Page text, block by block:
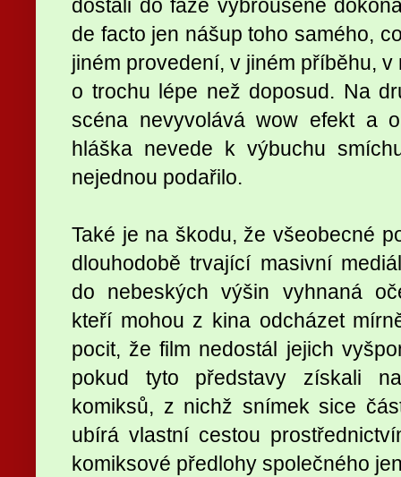
dostali do fáze vybroušené
de facto jen nášup toho samého,
jiném provedení, v jiném příběhu,
o trochu lépe než doposud. Na
scéna nevyvolává wow efekt a
hláška nevede k výbuchu
nejednou podařilo.
Také je na škodu, že všeobecné
dlouhodobě trvající masivní
do nebeských výšin vyhnaná
kteří mohou z kina odcházet
pocit, že film nedostál jejich
pokud tyto představy získali
komiksů, z nichž snímek sice
ubírá vlastní cestou
komiksové předlohy společného